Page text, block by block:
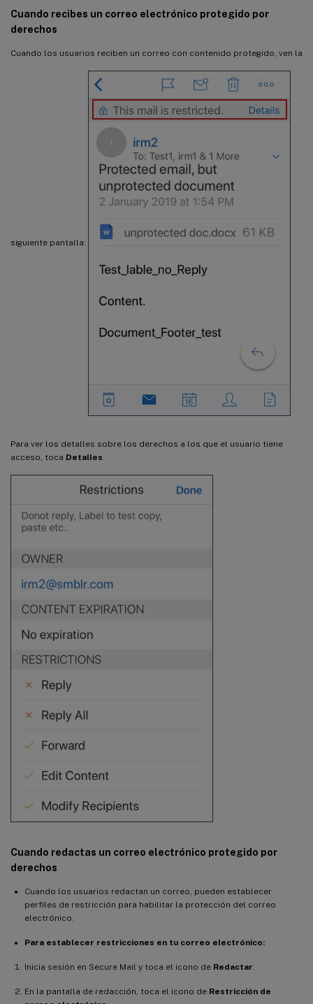
Cuando recibes un correo electrónico protegido por
derechos
Cuando los usuarios reciben un correo con contenido protegido, ven la
siguiente pantalla:
Para ver los detalles sobre los derechos a los que el usuario tiene
acceso, toca Detalles
Cuando redactas un correo electrónico protegido por
derechos
Cuando los usuarios redactan un correo, pueden establecer
perfiles de restricción para habilitar la protección del correo
electrónico.
Para establecer restricciones en tu correo electrónico:
Inicia sesión en Secure Mail y toca el icono de Redactar
En la pantalla de redacción, toca el icono de Restricción de